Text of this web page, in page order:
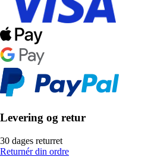
Levering og retur
30 dages returret
Returnér din ordre